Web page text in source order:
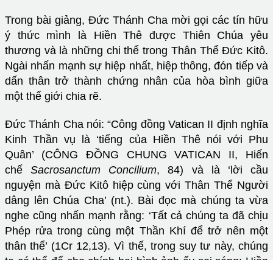
Trong bài giảng, Đức Thánh Cha mời gọi các tín hữu
ý thức mình là Hiền Thê được Thiên Chúa yêu
thương và là những chi thể trong Thân Thể Đức Kitô.
Ngài nhấn mạnh sự hiệp nhất, hiệp thông, đón tiếp và
dấn thân trở thành chứng nhân của hòa bình giữa
một thế giới chia rẽ.
Đức Thánh Cha nói: “Công đồng Vatican II định nghĩa
Kinh Thần vụ là ‘tiếng của Hiền Thê nói với Phu
Quân’ (CÔNG ĐỒNG CHUNG VATICAN II, Hiến
chếSacrosanctum Concilium, 84) và là ‘lời cầu
nguyện mà Đức Kitô hiệp cùng với Thân Thể Người
dâng lên Chúa Cha’ (nt.). Bài đọc mà chúng ta vừa
nghe cũng nhấn mạnh rằng: ‘Tất cả chúng ta đã chịu
Phép rửa trong cùng một Thần Khí để trở nên một
thân thể’ (1Cr 12,13). Vì thế, trong suy tư này, chúng